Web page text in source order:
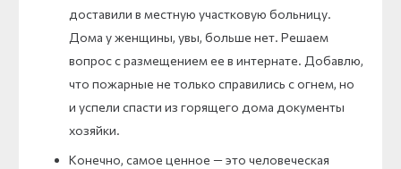
доставили в местную участковую больницу.
Дома у женщины, увы, больше нет. Решаем
вопрос с размещением ее в интернате. Добавлю,
что пожарные не только справились с огнем, но
и успели спасти из горящего дома документы
хозяйки.
Конечно, самое ценное — это человеческая